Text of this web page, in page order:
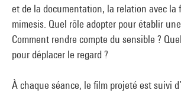
et de la documentation, la relation avec la
mimesis. Quel rôle adopter pour établir
Comment rendre compte du sensible ?
pour déplacer le regard ?
À chaque séance, le film projeté est suivi